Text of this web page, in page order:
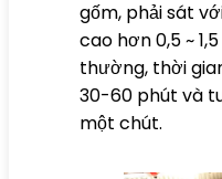
gốm, phải sát
cao hơn 0,5 ~
thường, thời
30-60 phút và
một chút.